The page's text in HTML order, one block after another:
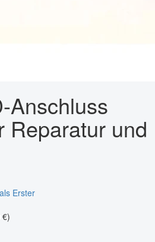
Anschluss
Reparatur und
Erster
€)